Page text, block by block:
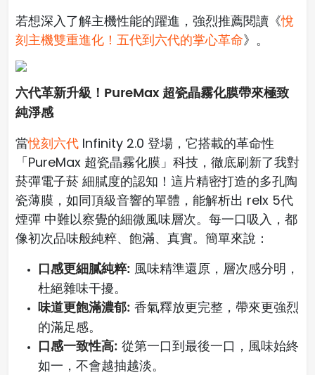
若想深入了解主機性能的躍進，強烈推薦閱讀《悅
刻主機雙重進化！五代到六代的掌心革命》。
六代革新升級！PureMax 超瓷晶霧化膜帶來極致
純淨感
當悅刻六代 Infinity 2.0 登場，它搭載的革命性
「PureMax 超瓷晶霧化膜」科技，徹底刷新了我對
菸彈電子菸 細膩度的認知！這片精密打造的多孔陶
瓷薄膜，如同頂級音響的單體，能解析出 relx 5代
煙彈 中難以察覺的細微風味層次。每一口吸入，都
像初次品味般純粹、飽滿、真實。簡單來說：
口感更細膩純粹: 風味精準還原，層次感分明，
杜絕雜味干擾。
味道更飽滿濃郁: 香氣釋放更完整，帶來更強烈
的滿足感。
口感一致性高: 從第一口到最後一口，風味始終
如一，不會越抽越淡。